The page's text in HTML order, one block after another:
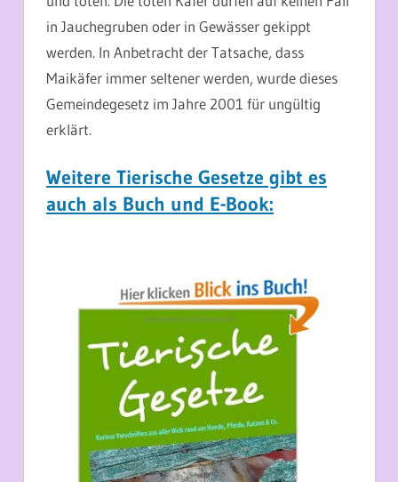
in Jauchegruben oder in Gewässer gekippt
werden. In Anbetracht der Tatsache, dass
Maikäfer immer seltener werden, wurde dieses
Gemeindegesetz im Jahre 2001 für ungültig
erklärt.
Weitere Tierische Gesetze gibt es
auch als Buch und E-Book: